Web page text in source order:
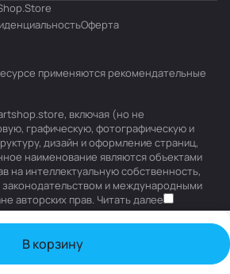
В корзину
Оферта
применяются рекомендательные
включая (но не
графическую, фотографическую и
дизайн и оформление страниц,
наименование являются объектами
на интеллектуальную собственность,
и международными
авторских прав. Читать далее